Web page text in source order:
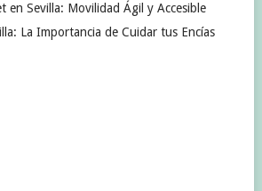
en Sevilla: Movilidad Ágil y Accesible
La Importancia de Cuidar tus Encías